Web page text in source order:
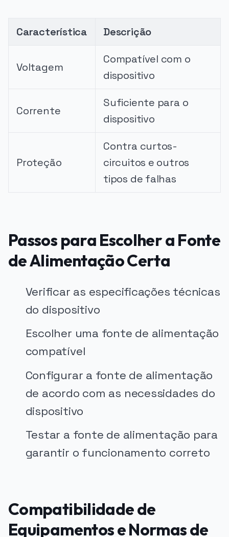
Característica Descrição
Voltagem
Compatível com o
dispositivo
Corrente
Suficiente para o
dispositivo
Proteção
Contra curtos-
circuitos e outros
tipos de falhas
Passos para Escolher a Fonte
de Alimentação Certa
Verificar as especificações técnicas
do dispositivo
Escolher uma fonte de alimentação
compatível
Configurar a fonte de alimentação
de acordo com as necessidades do
dispositivo
Testar a fonte de alimentação para
garantir o funcionamento correto
Compatibilidade de
Equipamentos e Normas de